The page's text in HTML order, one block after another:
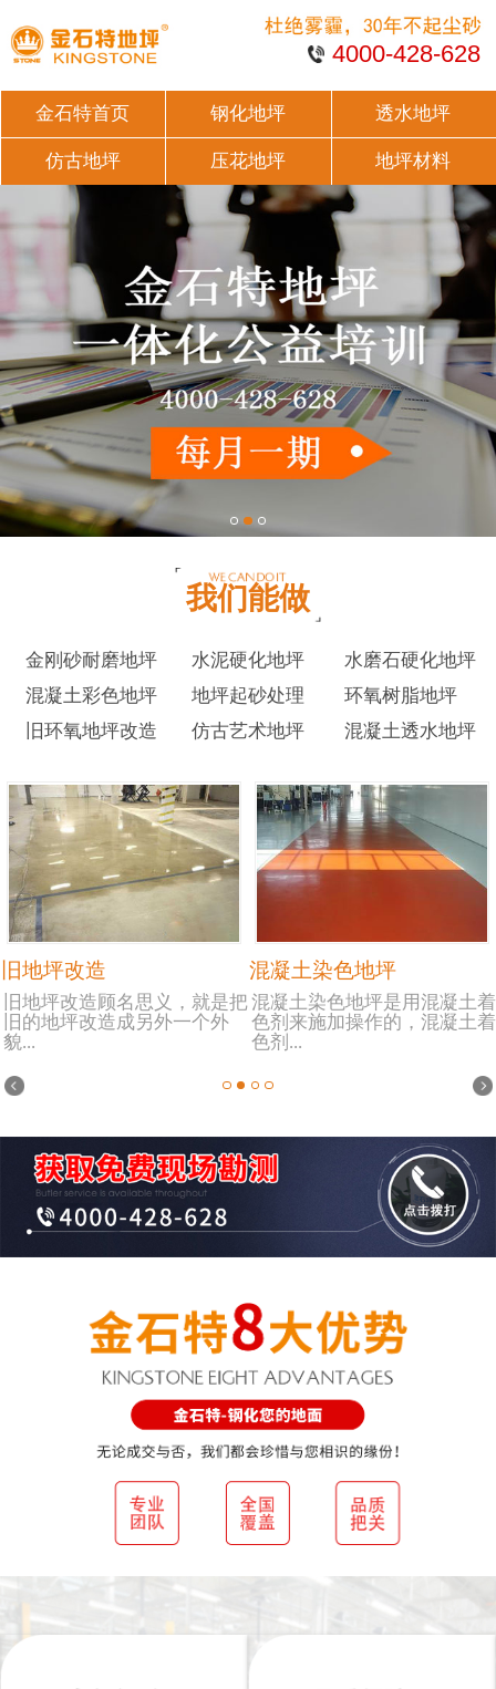
4000-428-628
金石特首页 钢化地坪 透水地坪
仿古地坪 压花地坪 地坪材料
我们能做
金刚砂耐磨地坪 水泥硬化地坪
水磨石硬化地坪
混凝土彩色地坪
地坪起砂处理
环氧树脂地坪
旧环氧地坪改造
仿古艺术地坪 混凝土透水地坪
旧地坪改造
旧地坪改造顾名思义，就是把
旧的地坪改造成另外一个外
貌...
混凝土染色地坪
混凝土染色地坪是用混凝土着
色剂来施加操作的，混凝土着
色剂...